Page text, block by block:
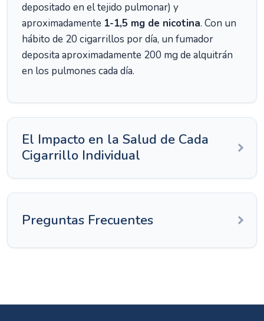
depositado en el tejido pulmonar) y
aproximadamente 1-1,5 mg de nicotina. Con un
hábito de 20 cigarrillos por día, un fumador
deposita aproximadamente 200 mg de alquitrán
en los pulmones cada día.
El Impacto en la Salud de Cada
Cigarrillo Individual
Preguntas Frecuentes